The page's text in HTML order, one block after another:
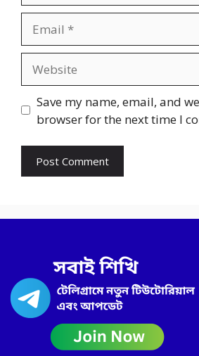
Save my name, email, and
browser for the next time I